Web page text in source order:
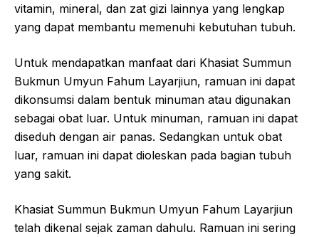
vitamin, mineral, dan zat gizi lainnya yang lengkap
yang dapat membantu memenuhi kebutuhan tubuh.
Untuk mendapatkan manfaat dari Khasiat Summun
Bukmun Umyun Fahum Layarjiun, ramuan ini dapat
dikonsumsi dalam bentuk minuman atau digunakan
sebagai obat luar. Untuk minuman, ramuan ini dapat
diseduh dengan air panas. Sedangkan untuk obat
luar, ramuan ini dapat dioleskan pada bagian tubuh
yang sakit.
Khasiat Summun Bukmun Umyun Fahum Layarjiun
telah dikenal sejak zaman dahulu. Ramuan ini sering